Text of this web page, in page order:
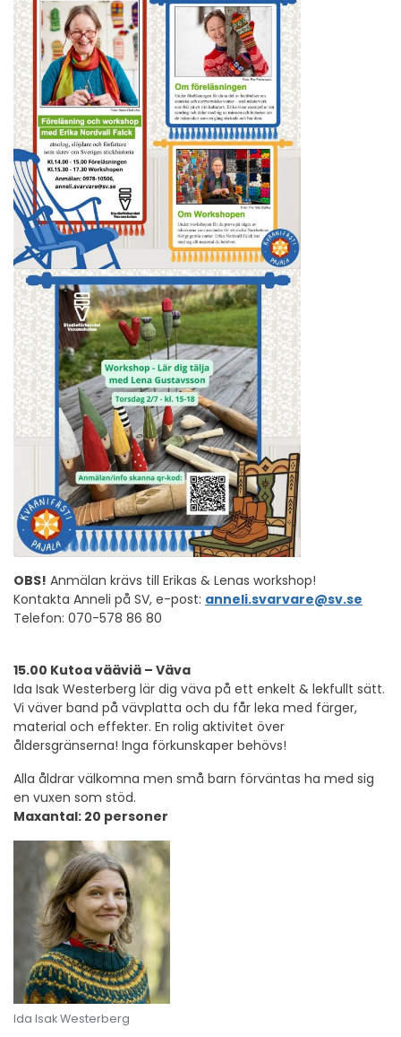
OBS! Anmälan krävs till Erikas & Lenas workshop!
Kontakta Anneli på SV, e-post: anneli.svarvare@sv.se
Telefon: 070-578 86 80
15.00 Kutoa vääviä – Väva
Ida Isak Westerberg lär dig väva på ett enkelt & lekfullt sätt.
Vi väver band på vävplatta och du får leka med färger,
material och effekter. En rolig aktivitet över
åldersgränserna! Inga förkunskaper behövs!
Alla åldrar välkomna men små barn förväntas ha med sig
en vuxen som stöd.
Maxantal: 20 personer
Ida Isak Westerberg